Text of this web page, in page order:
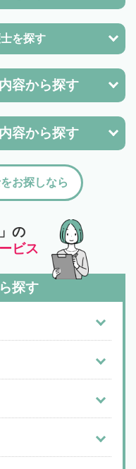
を探す
容から探す
容から探す
の
ビス
お探しなら
探す